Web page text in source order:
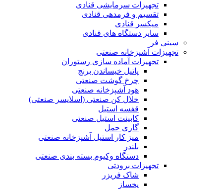
تجهیزات سرمایشی قنادی
تقسیم و فرمدهی قنادی
میکسر قنادی
سایر دستگاه های قنادی
سینی فر
تجهیزات آشپزخانه صنعتی
تجهیزات آماده سازی رستوران
پاتیل خیساندن برنج
چرخ گوشت صنعتی
هود آشپزخانه صنعتی
خلال کن صنعتی (اسلایسر صنعتی)
قفسه استیل
کابینت استیل صنعتی
گاری حمل
میز کار استیل آشپزخانه صنعتی
بلندر
دستگاه وکیوم بسته بندی صنعتی
تجهیزات برودتی
شاک فریزر
یخساز